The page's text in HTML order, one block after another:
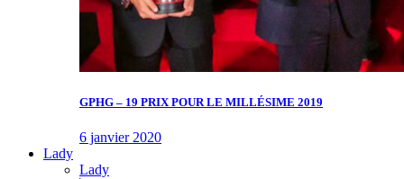
GPHG – 19 PRIX POUR LE MILLÉSIME 2019
6 janvier 2020
Lady
Lady